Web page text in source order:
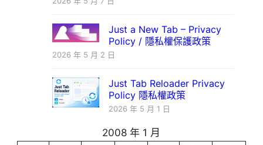
Just a New Tab – Privacy
Policy / 隱私權保護政策
2026 年 5 月 2 日
Just Tab Reloader Privacy
Policy 隱私權政策
2026 年 5 月 1 日
2008 年 1 月